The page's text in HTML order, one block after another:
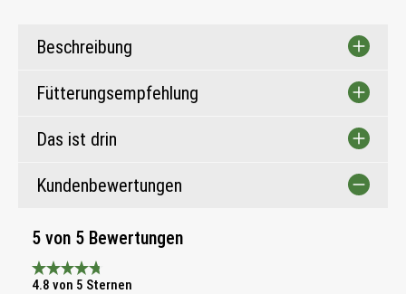
Beschreibung
Fütterungsempfehlung
Das ist drin
Kundenbewertungen
5 von 5 Bewertungen
Durchschnittliche Bewertung 4.8 von 5 Sternen
4.8 von 5 Sternen